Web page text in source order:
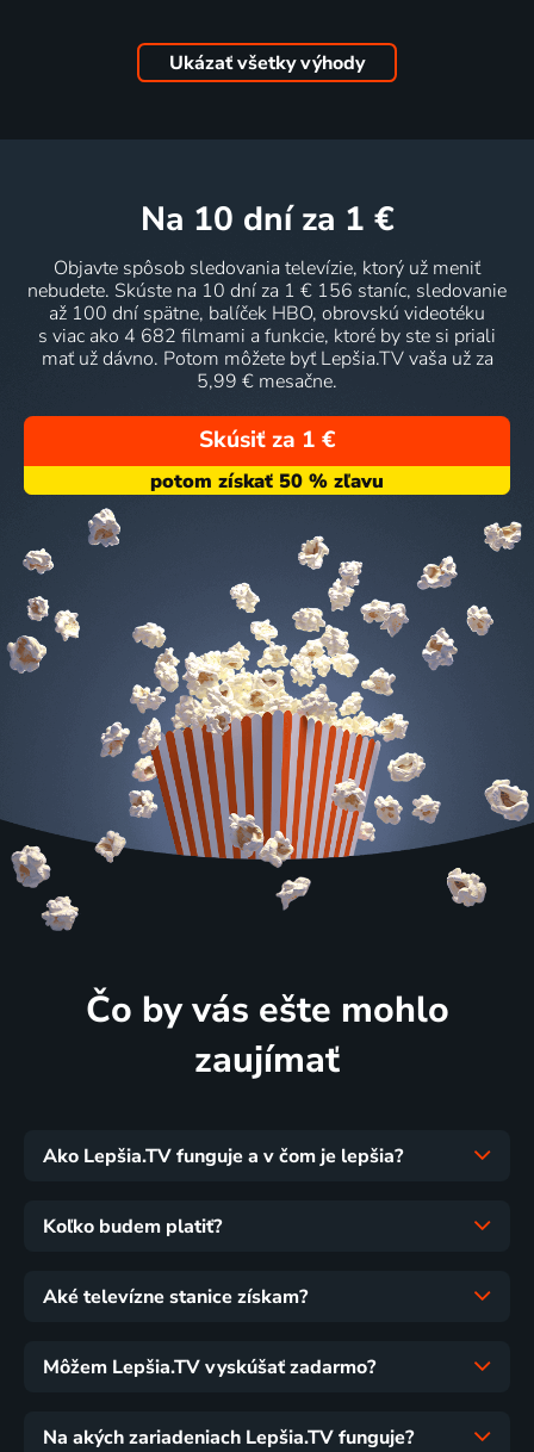
Ukázať všetky výhody
na 10 dní za 1 €
Objavte spôsob sledovania televízie, ktorý už meniť
nebudete. Skúste na 10 dní za 1 € 156 staníc, sledovanie
až 100 dní spätne, balíček HBO, obrovskú videotéku
s viac ako 4 682 filmami a funkcie, ktoré by ste si priali
mať už dávno. Potom môžete byť Lepšia.TV vaša už za
5,99 € mesačne.
Skúsiť za 1 €
Čo by vás ešte mohlo
zaujímať
Ako Lepšia.TV funguje a v čom je lepšia?
Koľko budem platiť?
Aké televízne stanice získam?
Môžem Lepšia.TV vyskúšať zadarmo?
Na akých zariadeniach Lepšia.TV funguje?